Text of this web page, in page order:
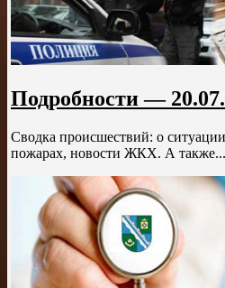
Подробности —
Сводка происшествий: о
пожарах, новости ЖКХ. А также...